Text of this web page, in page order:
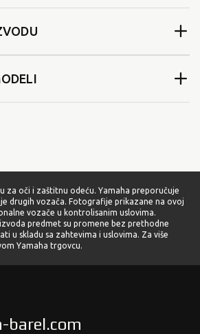
za oči i zaštitnu odeću. Yamaha preporučuje
drugih vozača. Fotografije prikazane na ovoj
vozače u kontrolisanim uslovima.
predmet su promene bez prethodne
u skladu sa zahtevima i uslovima. Za više
Yamaha trgovcu.
barel.com